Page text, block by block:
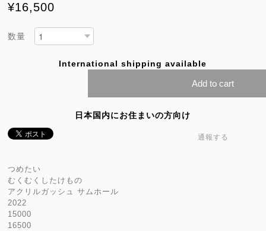
¥16,500
数量
International shipping available
Add to cart
日本国内にお住まいの方向け
通報する
つめたい
むくむくしたけもの
アクリルガッシュ サムホール
2022
15000
16500